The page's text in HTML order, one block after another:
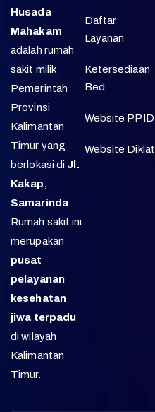
Husada
Mahakam
adalah rumah
sakit milik
Pemerintah
Provinsi
Kalimantan
Timur yang
berlokasi di Jl.
Kakap,
Samarinda.
Rumah sakit ini
merupakan
pusat
pelayanan
kesehatan
jiwa terpadu
di wilayah
Kalimantan
Timur.
Daftar
Layanan
Ketersediaan
Bed
Website PPID
Website Diklat